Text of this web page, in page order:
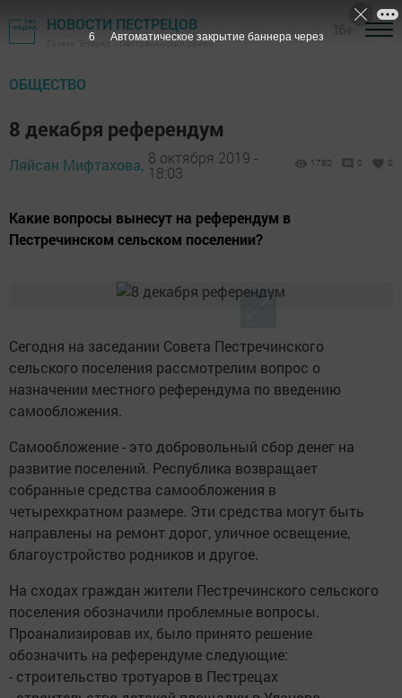
НОВОСТИ ПЕСТРЕЦОВ
Газета "Вперед" - Пестречинский район
ОБЩЕСТВО
8 декабря референдум
Ляйсан Мифтахова, 8 октября 2019 -
18:03
1780 0 0
Какие вопросы вынесут на референдум в
Пестречинском сельском поселении?
Сегодня на заседании Совета Пестречинского
сельского поселения рассмотрелим вопрос о
назначении местного референдума по введению
самообложения.
Самообложение - это добровольный сбор денег на
развитие поселений. Республика возвращает
собранные средства самообложения в
четырехкратном размере. Эти средства могут быть
направлены на ремонт дорог, уличное освещение,
благоустройство родников и другое.
На сходах граждан жители Пестречинского сельского
поселения обозначили проблемные вопросы.
Проанализировав их, было принято решение
обозначить на референдуме следующие:
- строительство тротуаров в Пестрецах
5 Автоматическое закрытие баннера через